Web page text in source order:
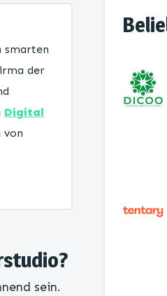
smarten
der
Digital
von
sein.